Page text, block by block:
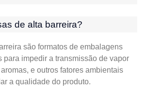
de alta barreira?
são formatos de embalagens
para impedir a transmissão de vapor
e outros fatores ambientais
a qualidade do produto.